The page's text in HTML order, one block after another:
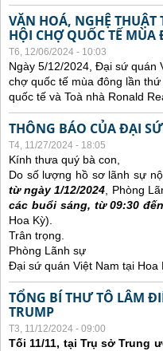
VĂN HOÁ, NGHỆ THUẬT
HỘI CHỢ QUỐC TẾ
T6, 12/06/2024 - 10:03
Ngày 5/12/2024, Đại sứ quán
chợ quốc tế mùa đông lần
quốc tế và Toà nhà Ronald
THÔNG BÁO CỦA ĐẠI
T4, 11/27/2024 - 18:05
Kính thưa quý bà con,
Do số lượng hồ sơ lãnh sự
từ ngày 1/12/2024 , Phòng
các buổi sáng, từ 09:30
Hoa Kỳ).
Trân trọng.
Phòng Lãnh sự
Đại sứ quán Việt Nam tại Hoa
TỔNG BÍ THƯ TÔ LÂM
TRUMP
T3, 11/12/2024 - 09:00
Tối 11/11, tại Trụ sở Trung